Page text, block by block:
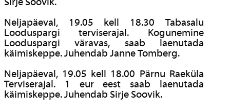
Sirje Soovik.
Neljapäeval, 19.05 kell 18.30 Tabasalu
Looduspargi terviserajal. Kogunemine
Looduspargi väravas, saab laenutada
käimiskeppe. Juhendab Janne Tomberg.
Neljapäeval, 19.05 kell 18.00 Pärnu Raeküla
Terviserajal. 1 eur eest saab laenutada
käimiskeppe. Juhendab Sirje Soovik.